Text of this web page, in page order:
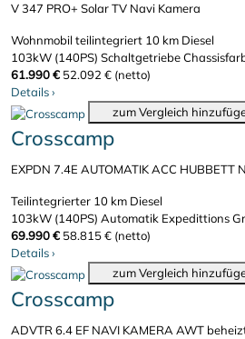
V 347 PRO+ Solar TV Navi Kamera
Wohnmobil teilintegriert 10 km Diesel
103kW (140PS) Schaltgetriebe
61.990 € 52.092 € (netto)
Details›
zum Vergleich
Crosscamp
EXPDN 7.4E AUTOMATIK ACC HUBBETT
Teilintegrierter 10 km Diesel
103kW (140PS) Automatik Expedittions
69.990 € 58.815 € (netto)
Details›
zum Vergleich
Crosscamp
ADVTR 6.4 EF NAVI KAMERA AWT